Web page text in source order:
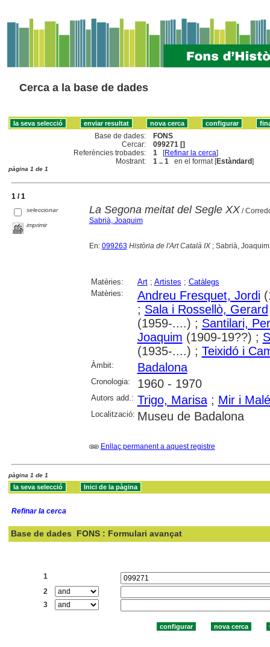
Cerca a la base de dades
Base de dades:
FONS
Cercar:
099271 []
Referències trobades:
1 [Refinar la cerca]
Mostrant:
1 .. 1 en el format [Estàndard]
pàgina 1 de 1
1 / 1
seleccionar
imprimir
La Segona meitat del Segle XX /
Sabrià, Joaquim
En: 099263 Història de l'Art Català IX; Sabrià,
Matèries: Art; Artistes ; Catàlegs
Matèries:
Andreu Fresquet, Jordi
; Sala i Rossellò, Gerard
(1959-....) ; Santilari,
Joaquim (1909-19??) ;
(1935-....) ; Teixidó i
Àmbit: Badalona
Cronologia: 1960 - 1970
Autors add.: Trigo, Marisa; Mir i
Localització: Museu de Badalona
Enllaç permanent a aquest registre
pàgina 1 de 1
Refinar la cerca
Base de dades FONS : Formulari avançat
1
2
3